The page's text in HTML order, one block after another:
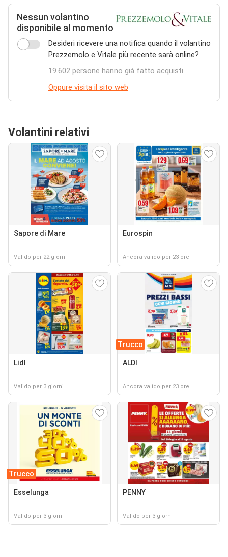
Nessun volantino
disponibile al momento
Desideri ricevere una notifica quando il volantino
Prezzemolo e Vitale più recente sarà online?
19.602 persone hanno già fatto acquisti
Oppure visita il sito web
Volantini relativi
Sapore di Mare
Valido per 22 giorni
Eurospin
Ancora valido per 23 ore
Lidl
Valido per 3 giorni
Trucco
ALDI
Ancora valido per 23 ore
Trucco
Esselunga
Valido per 3 giorni
PENNY
Valido per 3 giorni